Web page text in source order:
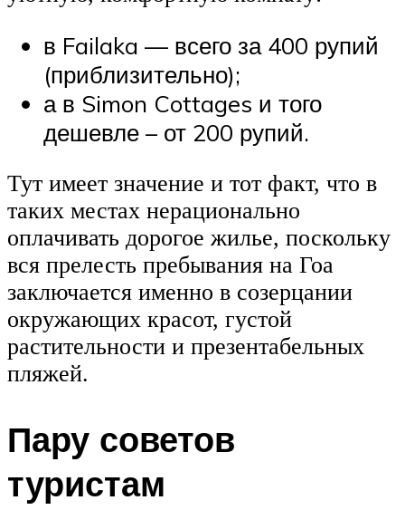
в Failaka — всего за 400 рупий
(приблизительно);
а в Simon Cottages и того
дешевле – от 200 рупий.
Тут имеет значение и тот факт, что в
таких местах нерационально
оплачивать дорогое жилье, поскольку
вся прелесть пребывания на Гоа
заключается именно в созерцании
окружающих красот, густой
растительности и презентабельных
пляжей.
Пару советов
туристам